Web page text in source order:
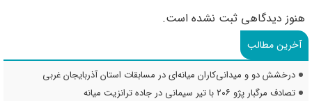
هنوز دیدگاهی ثبت نشده است.
آخرین مطالب
درخشش دو و میدانی‌کاران میانه‌ای در مسابقات استان آذربایجان غربی
تصادف مرگبار پژو ۲۰۶ با تیر سیمانی در جاده ترانزیت میانه